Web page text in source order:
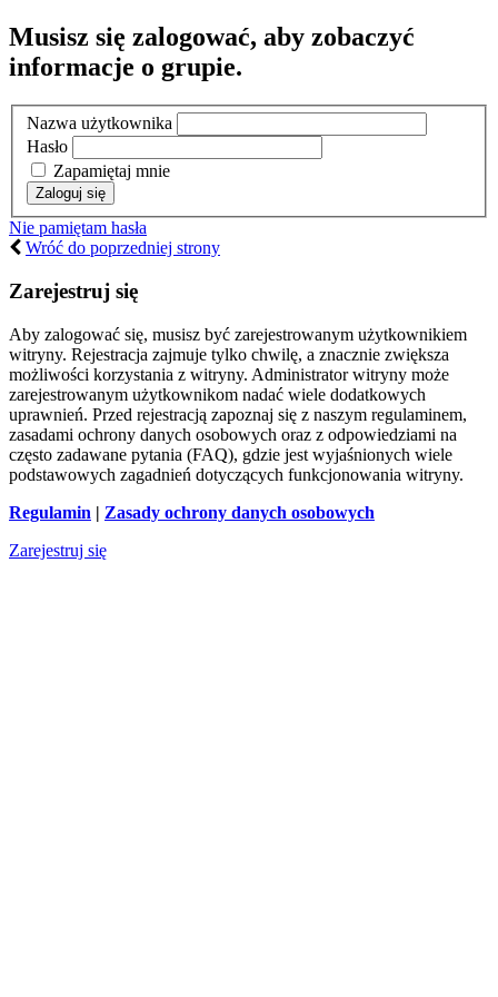
Musisz się zalogować, aby zobaczyć
informacje o grupie.
Nazwa użytkownika
Hasło
Zapamiętaj mnie
Nie pamiętam hasła
Wróć do poprzedniej strony
Zarejestruj się
Aby zalogować się, musisz być zarejestrowanym użytkownikiem
witryny. Rejestracja zajmuje tylko chwilę, a znacznie zwiększa
możliwości korzystania z witryny. Administrator witryny może
zarejestrowanym użytkownikom nadać wiele dodatkowych
uprawnień. Przed rejestracją zapoznaj się z naszym regulaminem,
zasadami ochrony danych osobowych oraz z odpowiedziami na
często zadawane pytania (FAQ), gdzie jest wyjaśnionych wiele
podstawowych zagadnień dotyczących funkcjonowania witryny.
Regulamin | Zasady ochrony danych osobowych
Zarejestruj się